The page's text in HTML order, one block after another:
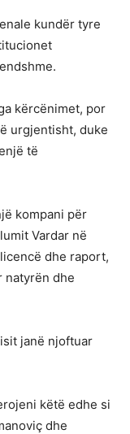
kundër tyre
kërcënimet, por
urgjentisht, duke
të
kompani për
Vardar në
dhe raport,
natyrën dhe
janë njoftuar
këtë edhe si
dhe